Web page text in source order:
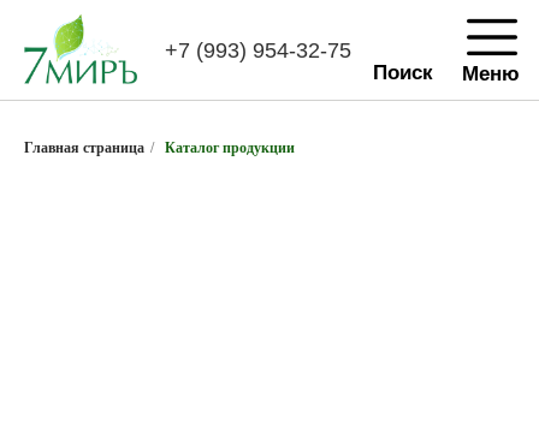
Меню
Поиск
Главная страница / Каталог продукции